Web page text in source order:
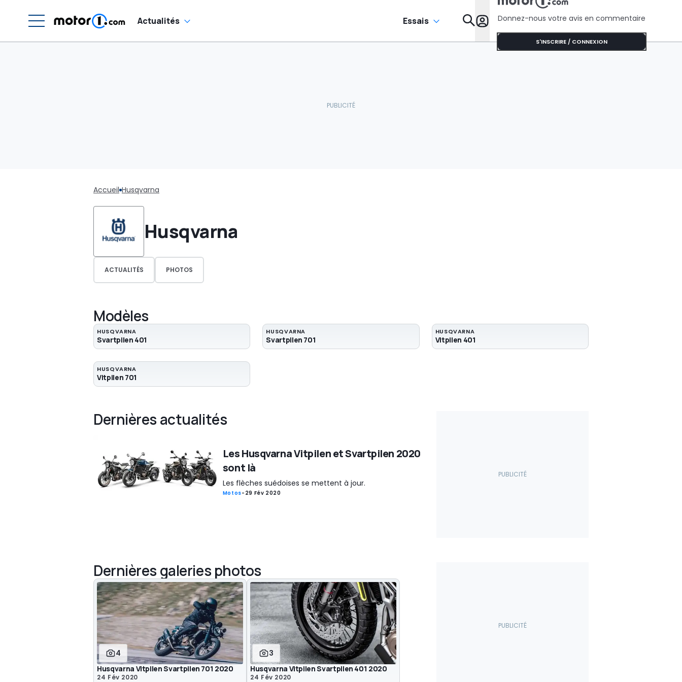
Actualités Essais Donnez-nous votre avis en commentaire
S'INSCRIRE / CONNEXION
Accueil Husqvarna
Husqvarna
ACTUALITÉS PHOTOS
Modèles
HUSQVARNA
Svartpilen 401
HUSQVARNA
Svartpilen 701
HUSQVARNA
Vitpilen 401
HUSQVARNA
Vitpilen 701
Dernières actualités
Les Husqvarna Vitpilen et Svartpilen 2020
sont là
Les flèches suédoises se mettent à jour.
Motos- 29 Fév 2020
Dernières galeries photos
4
Husqvarna Vitpilen Svartpilen 701 2020
24 Fév 2020
3
Husqvarna Vitpilen Svartpilen 401 2020
24 Fév 2020